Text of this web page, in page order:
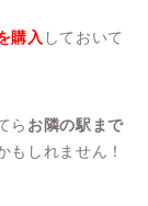
購入 しておいて
ら お隣の駅まで
もしれません！